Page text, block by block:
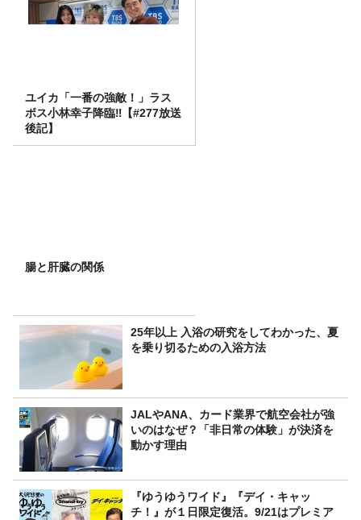
ユイカ「一番の強敵！」ラス
ボス小林幸子降臨‼【#277放送
後記】
腸と肝臓の関係
25年以上 入浴の研究をしてわかった、夏
を乗り切るための入浴方法
JALやANA、カード業界で航空会社が強
いのはなぜ？「非日常の体験」が決済を
動かす理由
『ゆうゆうワイド』『デイ・キャッ
チ！』が１日限定復活。9/21はプレミア